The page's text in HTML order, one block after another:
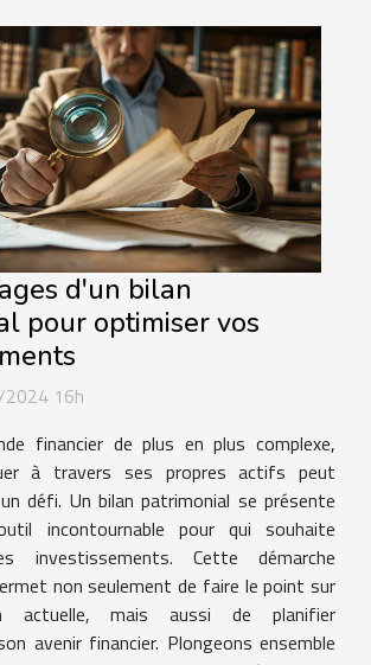
d'un bilan
pour optimiser vos
16h
financier de plus en plus complexe,
à travers ses propres actifs peut
défi. Un bilan patrimonial se présente
incontournable pour qui souhaite
investissements. Cette démarche
non seulement de faire le point sur
actuelle, mais aussi de planifier
avenir financier. Plongeons ensemble